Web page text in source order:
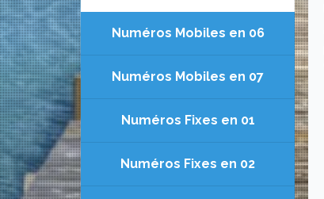
Numéros Mobiles en 06
Numéros Mobiles en 07
Numéros Fixes en 01
Numéros Fixes en 02